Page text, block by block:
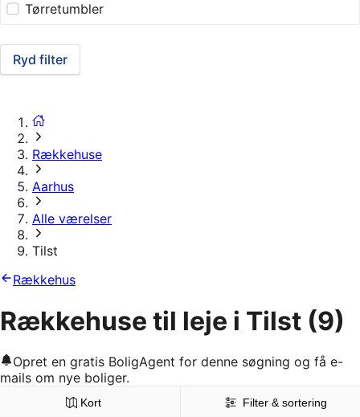
Tørretumbler
Ryd filter
Rækkehuse
Aarhus
Alle værelser
Tilst
Rækkehus
Rækkehuse til leje i Tilst (9)
Opret en gratis BoligAgent for denne søgning og få e-
mails om nye boliger.
Kort Filter & sortering